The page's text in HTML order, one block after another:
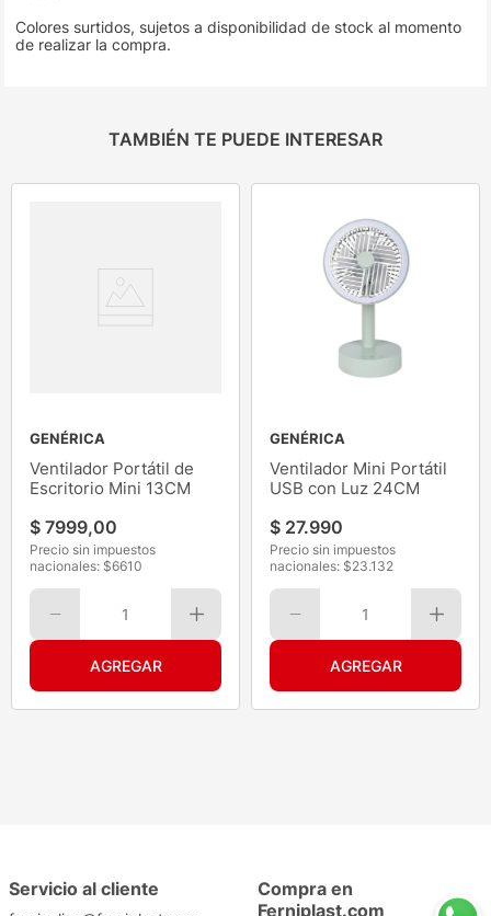
Colores surtidos, sujetos a disponibilidad de stock al momento
de realizar la compra.
TAMBIÉN TE PUEDE INTERESAR
GENÉRICA
Ventilador Portátil de
Escritorio Mini 13CM
$ 7999,00
Precio sin impuestos
nacionales: $6610
1
GENÉRICA
Ventilador Mini Portátil
USB con Luz 24CM
$ 27.990
Precio sin impuestos
nacionales: $23.132
1
Servicio al cliente
Compra en
Ferniplast.com